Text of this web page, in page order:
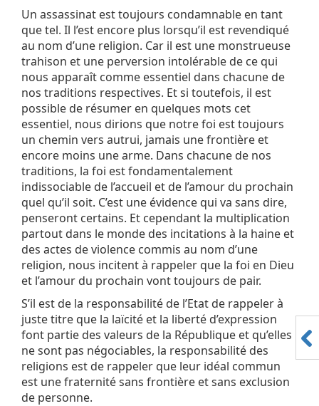
Un assassinat est toujours condamnable en tant
que tel. Il l’est encore plus lorsqu’il est revendiqué
au nom d’une religion. Car il est une monstrueuse
trahison et une perversion intolérable de ce qui
nous apparaît comme essentiel dans chacune de
nos traditions respectives. Et si toutefois, il est
possible de résumer en quelques mots cet
essentiel, nous dirions que notre foi est toujours
un chemin vers autrui, jamais une frontière et
encore moins une arme. Dans chacune de nos
traditions, la foi est fondamentalement
indissociable de l’accueil et de l’amour du prochain
quel qu’il soit. C’est une évidence qui va sans dire,
penseront certains. Et cependant la multiplication
partout dans le monde des incitations à la haine et
des actes de violence commis au nom d’une
religion, nous incitent à rappeler que la foi en Dieu
et l’amour du prochain vont toujours de pair.
S’il est de la responsabilité de l’Etat de rappeler à
juste titre que la laïcité et la liberté d’expression
font partie des valeurs de la République et qu’elles
ne sont pas négociables, la responsabilité des
religions est de rappeler que leur idéal commun
est une fraternité sans frontière et sans exclusion
de personne.